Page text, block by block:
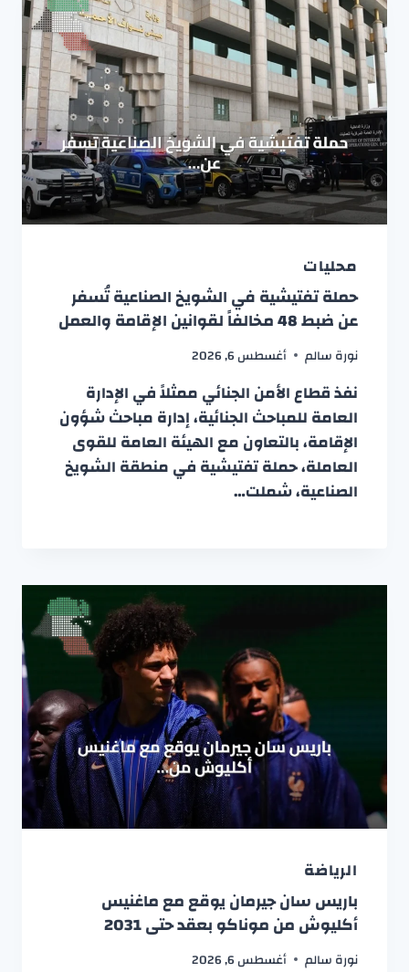
محليات
حملة تفتيشية في الشويخ الصناعية تُسفر
عن ضبط 48 مخالفاً لقوانين الإقامة والعمل
نورة سالم أغسطس 6, 2026
نفذ قطاع الأمن الجنائي ممثلاً في الإدارة
العامة للمباحث الجنائية، إدارة مباحث شؤون
الإقامة، بالتعاون مع الهيئة العامة للقوى
العاملة، حملة تفتيشية في منطقة الشويخ
الصناعية، شملت…
الرياضة
باريس سان جيرمان يوقع مع ماغنيس
أكليوش من موناكو بعقد حتى 2031
نورة سالم أغسطس 6, 2026